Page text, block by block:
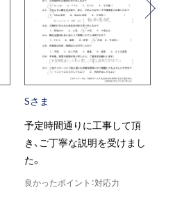
Tさま
当日対応がとても助かりまし
た。
良かったポイント：評判